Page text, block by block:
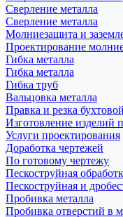
Сверление металла
Сверление металла
Молниезащита и
Проектирование
Гибка металла
Гибка металла
Гибка труб
Вальцовка металла
Правка и резка
Изготовление изделий
Услуги проектирования
Доработка чертежей
По готовому чертежу
Пескоструйная
Пескоструйная и
Пробивка металла
Пробивка отверстий в